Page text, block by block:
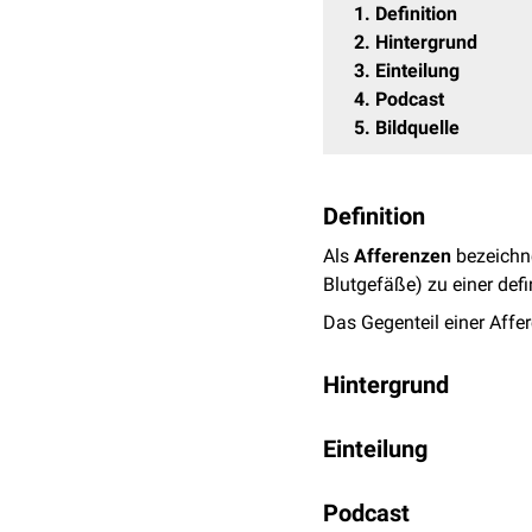
1
Definition
2 Hintergrund
3 Einteilung
4 Podcast
5 Bildquelle
Definition
Als Afferenzen
Blutgefäße) zu einer
Das Gegenteil einer
Hintergrund
verschiedenen
efferent.
Einteilung
Afferenzen. Die
Podcast